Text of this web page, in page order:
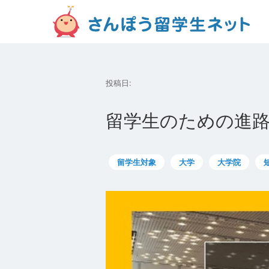
投稿日:
留学生のための進
留学生対象 大学 大学院